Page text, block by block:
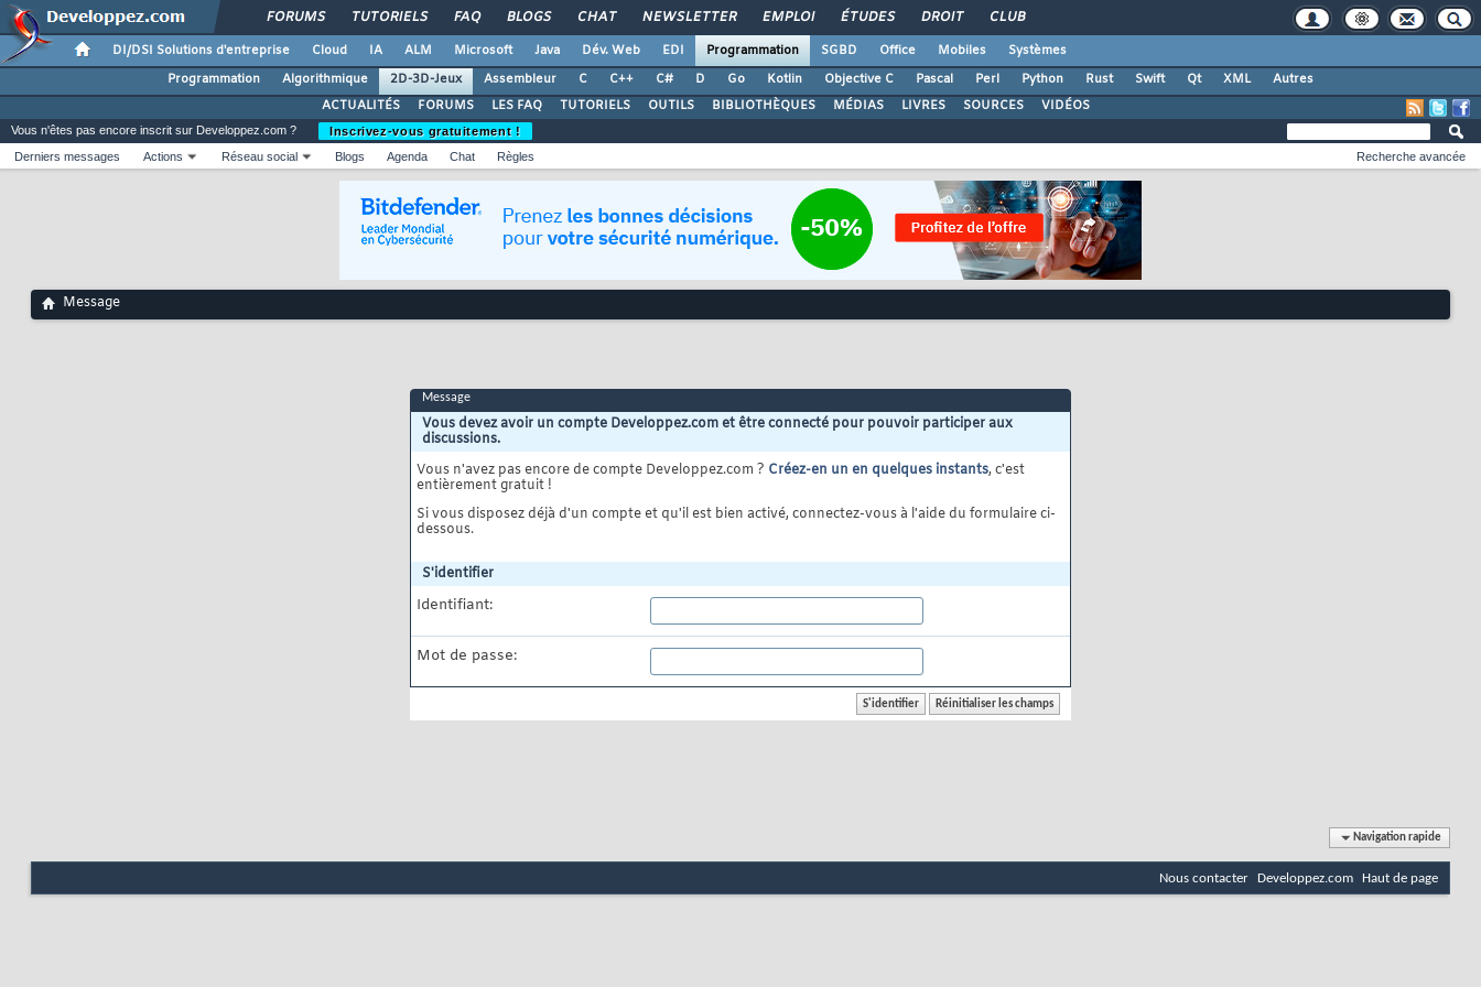
FORUMS TUTORIELS FAQ BLOGS CHAT NEWSLETTER EMPLOI ÉTUDES DROIT CLUB
DI/DSI Solutions d'entreprise Cloud IA ALM Microsoft Java Dév. Web EDI Programmation SGBD Office Mobiles
Systèmes
Programmation
Algorithmique 2D-3D-Jeux Assembleur C C++ C# D Go Kotlin Objective C Pascal Perl Python Rust Swift Qt XML
Autres
ACTUALITÉS
FORUMS LES FAQ TUTORIELS OUTILS BIBLIOTHÈQUES MÉDIAS LIVRES SOURCES VIDÉOS
Vous n'êtes pas encore inscrit sur Developpez.com ?
Inscrivez-vous gratuitement !
Derniers messages
Actions Réseau social Blogs Agenda Chat Règles Recherche avancée
Message
Message
Vous devez avoir un compte Developpez.com et être connecté pour pouvoir participer aux
discussions.
Vous n'avez pas encore de compte Developpez.com ? Créez-en un en quelques instants, c'est
entièrement gratuit !
Si vous disposez déjà d'un compte et qu'il est bien activé, connectez-vous à l'aide du formulaire ci-
dessous.
S'identifier
Identifiant:
Mot de passe:
Navigation rapide
Nous contacter Developpez.com Haut de page